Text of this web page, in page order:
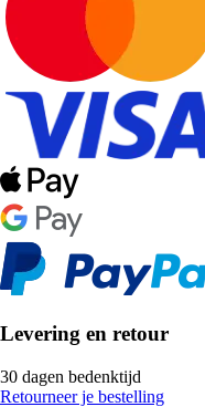
Levering en retour
30 dagen bedenktijd
Retourneer je bestelling